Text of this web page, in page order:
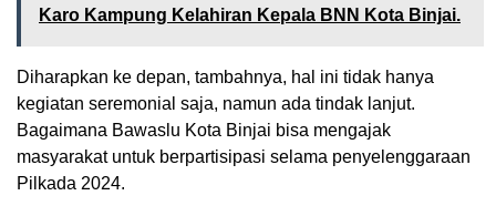
Karo Kampung Kelahiran Kepala BNN Kota Binjai.
Diharapkan ke depan, tambahnya, hal ini tidak hanya
kegiatan seremonial saja, namun ada tindak lanjut.
Bagaimana Bawaslu Kota Binjai bisa mengajak
masyarakat untuk berpartisipasi selama penyelenggaraan
Pilkada 2024.